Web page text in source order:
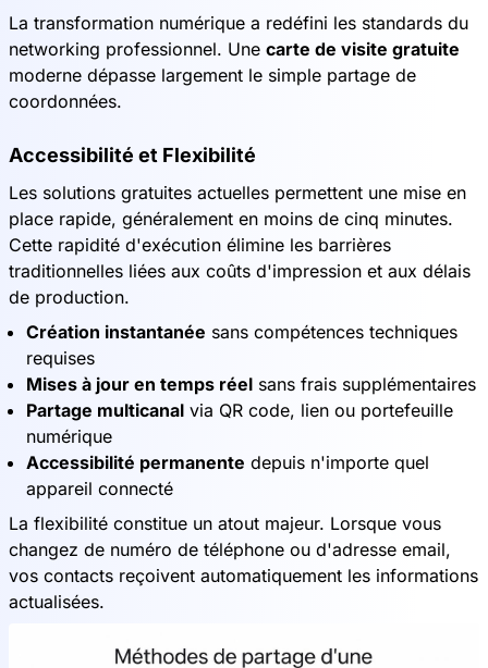
La transformation numérique a redéfini les standards du
networking professionnel. Une carte de visite gratuite
moderne dépasse largement le simple partage de
coordonnées.
Accessibilité et Flexibilité
Les solutions gratuites actuelles permettent une mise en
place rapide, généralement en moins de cinq minutes.
Cette rapidité d'exécution élimine les barrières
traditionnelles liées aux coûts d'impression et aux délais
de production.
Création instantanée sans compétences techniques
requises
Mises à jour en temps réel sans frais supplémentaires
Partage multicanal via QR code, lien ou portefeuille
numérique
Accessibilité permanente depuis n'importe quel
appareil connecté
La flexibilité constitue un atout majeur. Lorsque vous
changez de numéro de téléphone ou d'adresse email,
vos contacts reçoivent automatiquement les informations
actualisées.